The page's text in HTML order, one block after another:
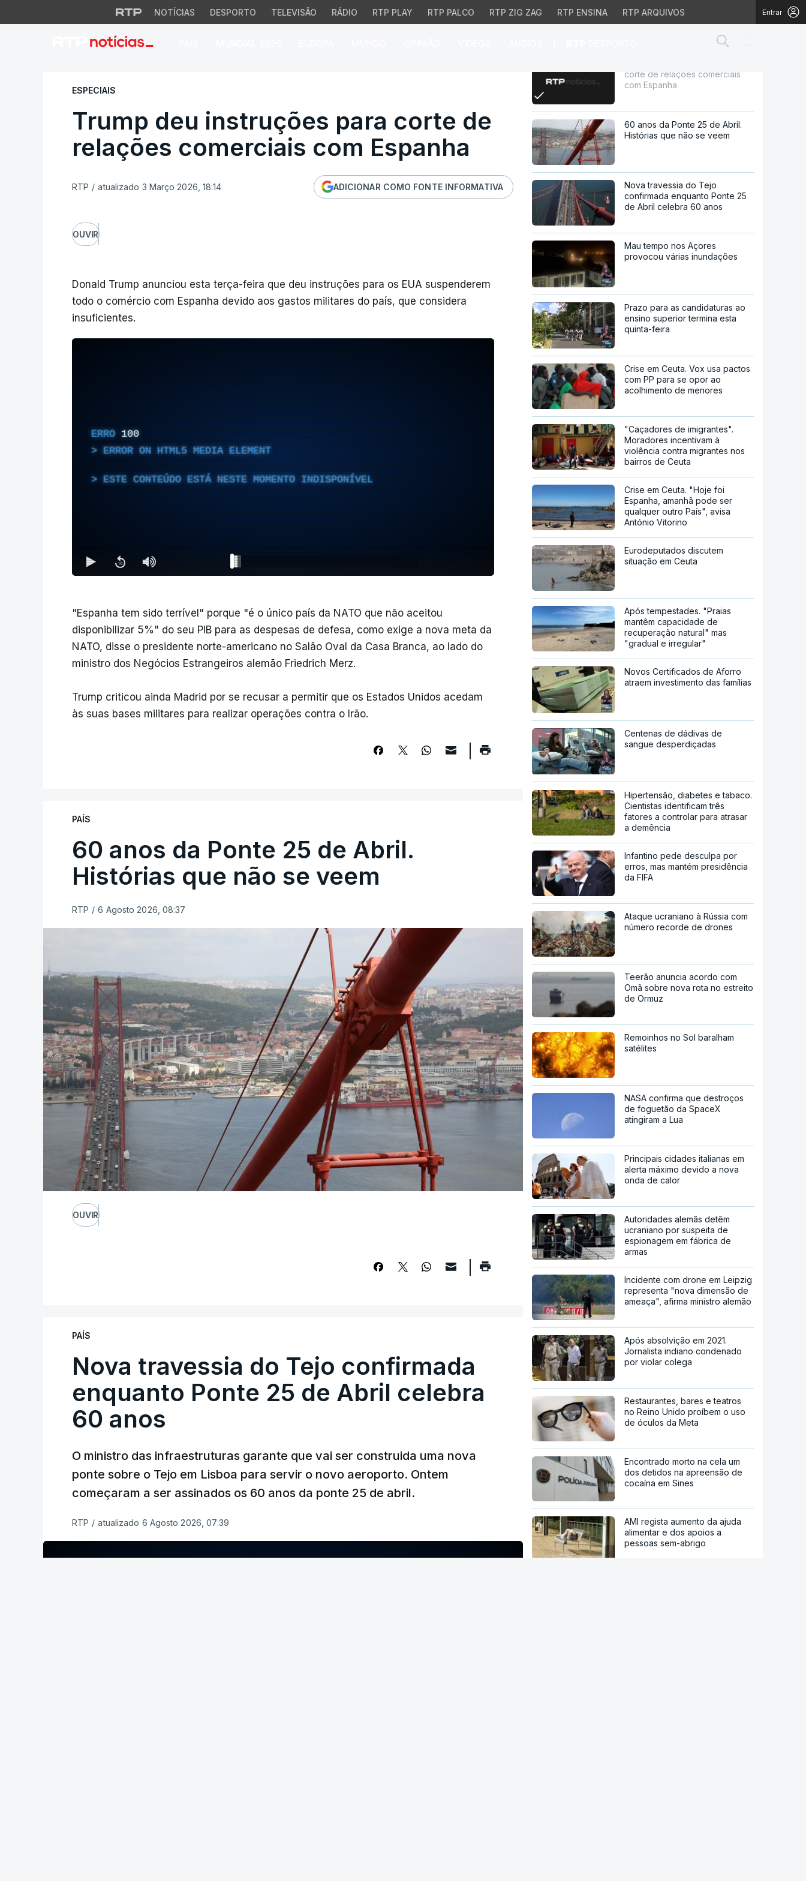
NOTÍCIAS DESPORTO TELEVISÃO RÁDIO RTP PLAY RTP PALCO RTP ZIG ZAG RTP ENSINA RTP ARQUIVOS Entrar
Trump deu instruções para corte de relações comerciais com
ESPECIAIS
Trump deu instruções para corte de
relações comerciais com Espanha
RTP / atualizado 3 Março 2026, 18:14 ADICIONAR COMO FONTE INFORMATIVA
OUVIR
Donald Trump anunciou esta terça-feira que deu instruções para os EUA suspenderem
todo o comércio com Espanha devido aos gastos militares do país, que considera
insuficientes.
ERRO 100
ERROR ON HTML5 MEDIA ELEMENT
ESTE CONTEÚDO ESTÁ NESTE MOMENTO INDISPONÍVEL
"Espanha tem sido terrível" porque "é o único país da NATO que não aceitou
disponibilizar 5%" do seu PIB para as despesas de defesa, como exige a nova meta da
NATO, disse o presidente norte-americano no Salão Oval da Casa Branca, ao lado do
ministro dos Negócios Estrangeiros alemão Friedrich Merz.
Trump criticou ainda Madrid por se recusar a permitir que os Estados Unidos acedam
às suas bases militares para realizar operações contra o Irão.
PAÍS
60 anos da Ponte 25 de Abril.
Histórias que não se veem
RTP / 6 Agosto 2026, 08:37
OUVIR
PAÍS
Nova travessia do Tejo confirmada
enquanto Ponte 25 de Abril celebra
60 anos
O ministro das infraestruturas garante que vai ser construida uma nova
ponte sobre o Tejo em Lisboa para servir o novo aeroporto. Ontem
começaram a ser assinados os 60 anos da ponte 25 de abril.
RTP / atualizado 6 Agosto 2026, 07:39
corte de relações comerciais
com Espanha
60 anos da Ponte 25 de Abril.
Histórias que não se veem
Nova travessia do Tejo
confirmada enquanto Ponte 25
de Abril celebra 60 anos
Mau tempo nos Açores
provocou várias inundações
Prazo para as candidaturas ao
ensino superior termina esta
quinta-feira
Crise em Ceuta. Vox usa pactos
com PP para se opor ao
acolhimento de menores
"Caçadores de imigrantes".
Moradores incentivam à
violência contra migrantes nos
bairros de Ceuta
Crise em Ceuta. "Hoje foi
Espanha, amanhã pode ser
qualquer outro País", avisa
António Vitorino
Eurodeputados discutem
situação em Ceuta
Após tempestades. "Praias
mantêm capacidade de
recuperação natural" mas
"gradual e irregular"
Novos Certificados de Aforro
atraem investimento das famílias
Centenas de dádivas de
sangue desperdiçadas
Hipertensão, diabetes e tabaco.
Cientistas identificam três
fatores a controlar para atrasar
a demência
Infantino pede desculpa por
erros, mas mantém presidência
da FIFA
Ataque ucraniano à Rússia com
número recorde de drones
Teerão anuncia acordo com
Omã sobre nova rota no estreito
de Ormuz
Remoinhos no Sol baralham
satélites
NASA confirma que destroços
de foguetão da SpaceX
atingiram a Lua
Principais cidades italianas em
alerta máximo devido a nova
onda de calor
Autoridades alemãs detêm
ucraniano por suspeita de
espionagem em fábrica de
armas
Incidente com drone em Leipzig
representa "nova dimensão de
ameaça", afirma ministro alemão
Após absolvição em 2021.
Jornalista indiano condenado
por violar colega
Restaurantes, bares e teatros
no Reino Unido proíbem o uso
de óculos da Meta
Encontrado morto na cela um
dos detidos na apreensão de
cocaína em Sines
AMI regista aumento da ajuda
alimentar e dos apoios a
pessoas sem-abrigo